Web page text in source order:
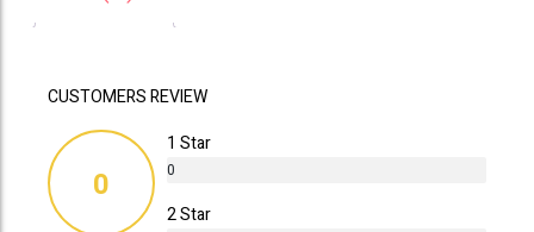
CUSTOMERS REVIEW
0
1 Star
0
2 Star